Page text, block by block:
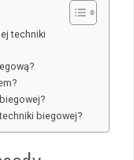
techniki
biegowej?